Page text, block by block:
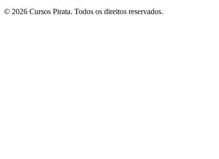
© 2026 Cursos Pirata. Todos os direitos reservados.